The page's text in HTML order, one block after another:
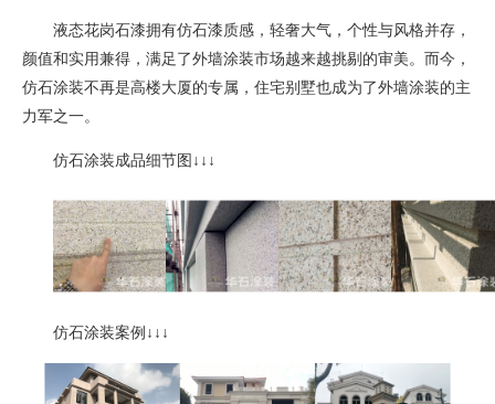
液态花岗石漆拥有仿石漆质感，轻奢大气，个性与风格并存，
颜值和实用兼得，满足了外墙涂装市场越来越挑剔的审美。而今，
仿石涂装不再是高楼大厦的专属，住宅别墅也成为了外墙涂装的主
力军之一。
仿石涂装成品细节图 ↓↓↓
仿石涂装案例 ↓↓↓